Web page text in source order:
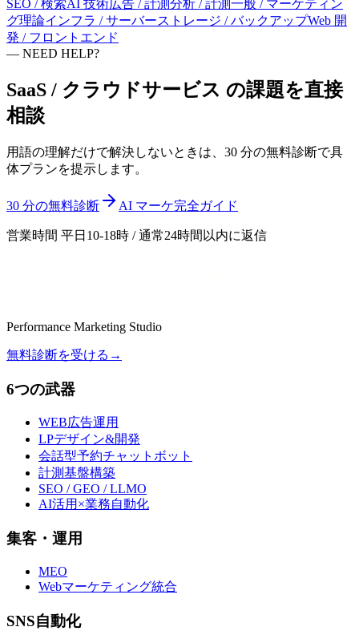
SEO / 検索AI 技術広告 / 計測分析 / 計測一般 / マーケティン
グ理論インフラ / サーバーストレージ / バックアップWeb 開
発 / フロントエンド
— NEED HELP?
SaaS / クラウドサービス の課題を直接
相談
用語の理解だけで解決しないときは、30 分の無料診断で具
体プランを提示します。
30 分の無料診断 AI マーケ完全ガイド
営業時間 平日10-18時 / 通常24時間以内に返信
Performance Marketing Studio
無料診断を受ける →
6つの武器
WEB広告運用
LPデザイン&開発
会話型予約チャットボット
計測基盤構築
SEO / GEO / LLMO
AI活用×業務自動化
集客・運用
MEO
Webマーケティング統合
SNS自動化